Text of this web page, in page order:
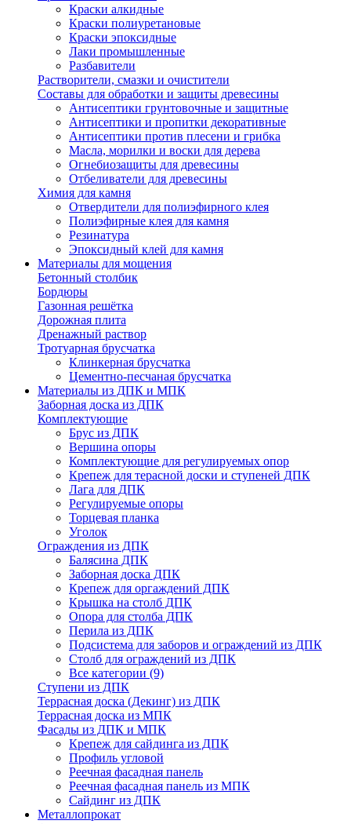
Краски алкидные
Краски полиуретановые
Краски эпоксидные
Лаки промышленные
Разбавители
Растворители, смазки и очистители
Составы для обработки и защиты древесины
Антисептики грунтовочные и защитные
Антисептики и пропитки декоративные
Антисептики против плесени и грибка
Масла, морилки и воски для дерева
Огнебиозащиты для древесины
Отбеливатели для древесины
Химия для камня
Отвердители для полиэфирного клея
Полиэфирные клея для камня
Резинатура
Эпоксидный клей для камня
Материалы для мощения
Бетонный столбик
Бордюры
Газонная решётка
Дорожная плита
Дренажный раствор
Тротуарная брусчатка
Клинкерная брусчатка
Цементно-песчаная брусчатка
Материалы из ДПК и МПК
Заборная доска из ДПК
Комплектующие
Брус из ДПК
Вершина опоры
Комплектующие для регулируемых опор
Крепеж для терасной доски и ступеней ДПК
Лага для ДПК
Регулируемые опоры
Торцевая планка
Уголок
Ограждения из ДПК
Балясина ДПК
Заборная доска ДПК
Крепеж для оргаждений ДПК
Крышка на столб ДПК
Опора для столба ДПК
Перила из ДПК
Подсистема для заборов и ограждений из ДПК
Столб для ограждений из ДПК
Все категории (9)
Ступени из ДПК
Террасная доска (Декинг) из ДПК
Террасная доска из МПК
Фасады из ДПК и МПК
Крепеж для сайдинга из ДПК
Профиль угловой
Реечная фасадная панель
Реечная фасадная панель из МПК
Сайдинг из ДПК
Металлопрокат